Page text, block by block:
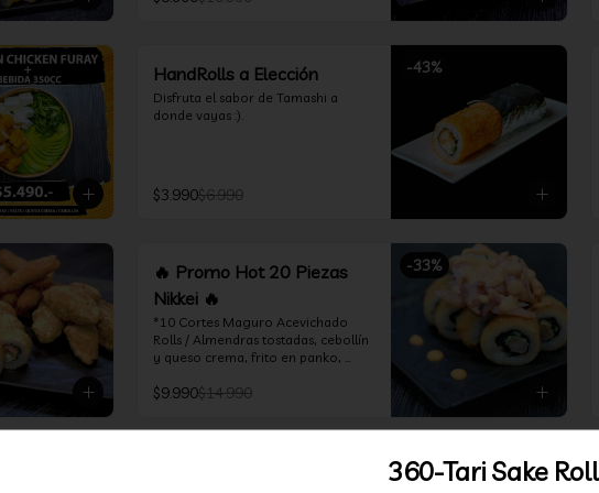
*Incluye 1 soya 30ml / 1 palitos / 1
-43%
HandRolls a Elección
Disfruta el sabor de Tamashi a
donde vayas :).
$3.990$6.990
-33%
🔥 Promo Hot 20 Piezas
Nikkei 🔥
*10 Cortes Maguro Acevichado
Rolls / Almendras tostadas, cebollín
y queso crema, frito en panko,
Camarón furay y cebollín, frito en
$9.990$14.990
360-Tari Sake